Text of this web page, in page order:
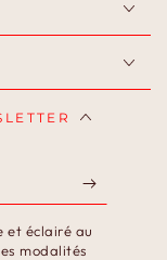
et éclairé au
modalités